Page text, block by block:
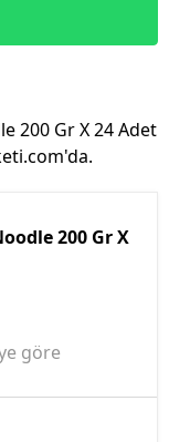
200 Gr X 24 Adet
200 Gr X
göre